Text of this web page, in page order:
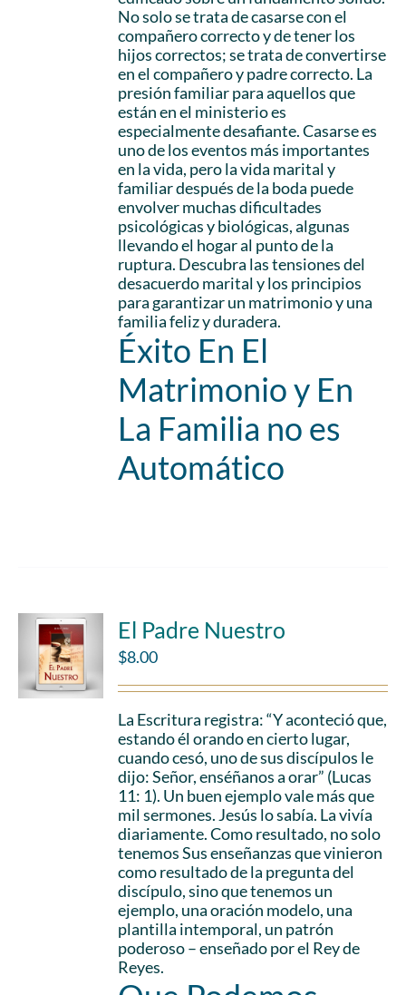
No solo se trata de casarse con el
compañero correcto y de tener los
hijos correctos; se trata de convertirse
en el compañero y padre correcto. La
presión familiar para aquellos que
están en el ministerio es
especialmente desafiante. Casarse es
uno de los eventos más importantes
en la vida, pero la vida marital y
familiar después de la boda puede
envolver muchas dificultades
psicológicas y biológicas, algunas
llevando el hogar al punto de la
ruptura. Descubra las tensiones del
desacuerdo marital y los principios
para garantizar un matrimonio y una
familia feliz y duradera.
Éxito En El
Matrimonio y En
La Familia no es
Automático
El Padre Nuestro
$8.00
La Escritura registra: “Y aconteció que,
estando él orando en cierto lugar,
cuando cesó, uno de sus discípulos le
dijo: Señor, enséñanos a orar” (Lucas
11: 1). Un buen ejemplo vale más que
mil sermones. Jesús lo sabía. La vivía
diariamente. Como resultado, no solo
tenemos Sus enseñanzas que vinieron
como resultado de la pregunta del
discípulo, sino que tenemos un
ejemplo, una oración modelo, una
plantilla intemporal, un patrón
poderoso – enseñado por el Rey de
Reyes.